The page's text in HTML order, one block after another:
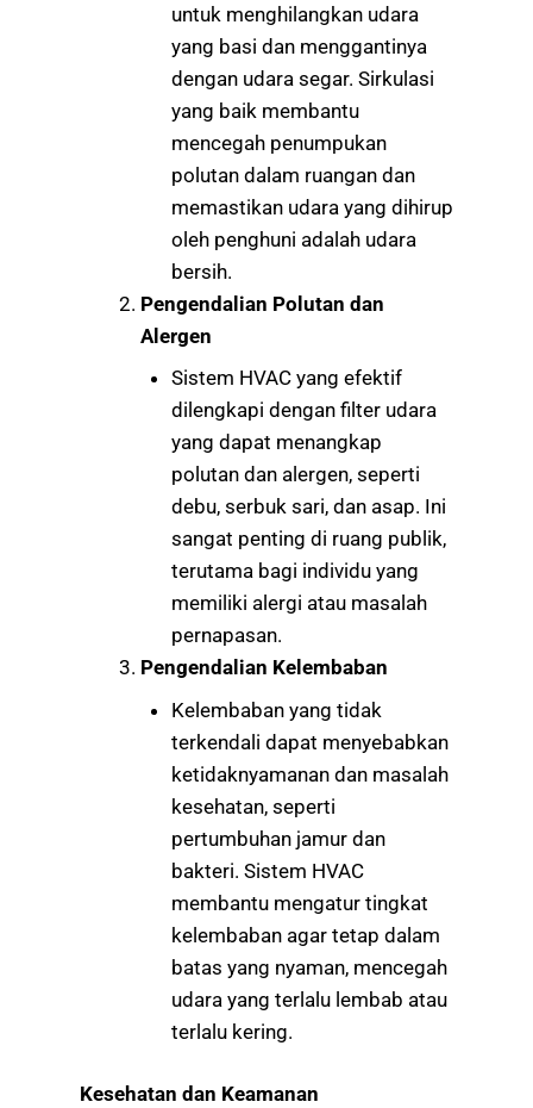
untuk menghilangkan udara
yang basi dan menggantinya
dengan udara segar. Sirkulasi
yang baik membantu
mencegah penumpukan
polutan dalam ruangan dan
memastikan udara yang dihirup
oleh penghuni adalah udara
bersih.
Pengendalian Polutan dan
Alergen
Sistem HVAC yang efektif
dilengkapi dengan filter udara
yang dapat menangkap
polutan dan alergen, seperti
debu, serbuk sari, dan asap. Ini
sangat penting di ruang publik,
terutama bagi individu yang
memiliki alergi atau masalah
pernapasan.
Pengendalian Kelembaban
Kelembaban yang tidak
terkendali dapat menyebabkan
ketidaknyamanan dan masalah
kesehatan, seperti
pertumbuhan jamur dan
bakteri. Sistem HVAC
membantu mengatur tingkat
kelembaban agar tetap dalam
batas yang nyaman, mencegah
udara yang terlalu lembab atau
terlalu kering.
Kesehatan dan Keamanan